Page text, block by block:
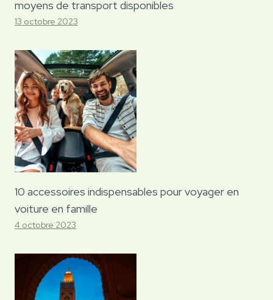
moyens de transport disponibles
13 octobre 2023
10 accessoires indispensables pour voyager en
voiture en famille
4 octobre 2023